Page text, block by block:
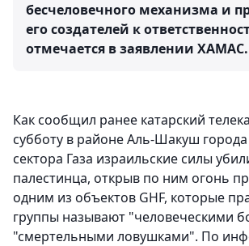
бесчеловечного механизма и
его создателей к
отмечается в заявлении ХАМАС.
Как сообщил ранее катарский
субботу в районе Аль-Шакуш
сектора Газа израильские силы
палестинца, открыв по ним огонь
одним из объектов GHF, которые
группы называют "человеческими
"смертельными ловушками". По